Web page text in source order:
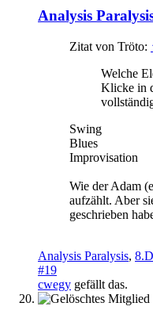
Analysis
Zitat von Tröto:
Welche
Klicke in
Swing
Blues
Improvisation
Wie der Adam
aufzählt. Aber
geschrieben
Analysis Paralysis,
#19
cwegy gefällt das.